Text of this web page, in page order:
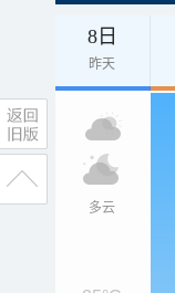
8日
昨天
多云